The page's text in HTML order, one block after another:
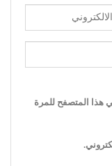
هذا المتصفح للمرة